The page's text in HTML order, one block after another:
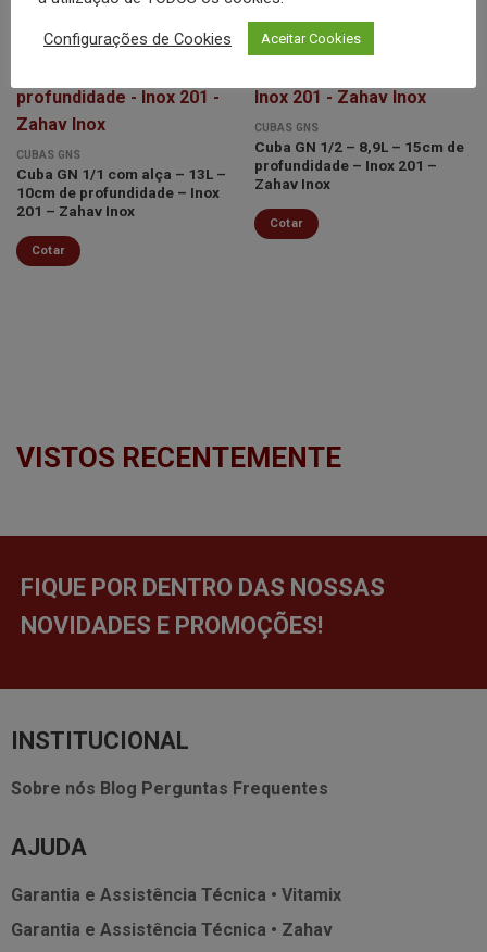
CUBAS GNS
Cuba GN 1/1 com alça – 13L –
10cm de profundidade – Inox
201 – Zahav Inox
Cotar
lista de
desejos
CUBAS GNS
Cuba GN 1/2 – 8,9L – 15cm de
profundidade – Inox 201 –
Zahav Inox
Cotar
VISTOS RECENTEMENTE
FIQUE POR DENTRO DAS NOSSAS
NOVIDADES E PROMOÇÕES!
INSTITUCIONAL
Sobre nós Blog Perguntas Frequentes
AJUDA
Garantia e Assistência Técnica • Vitamix
Garantia e Assistência Técnica • Zahav
Configurações de Cookies Aceitar Cookies